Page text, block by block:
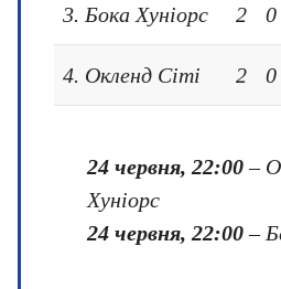
3. Бока Хуніорс 2 0
4. Окленд Сіті 2 0
24 червня, 22:00–
Хуніорс
24 червня, 22:00–